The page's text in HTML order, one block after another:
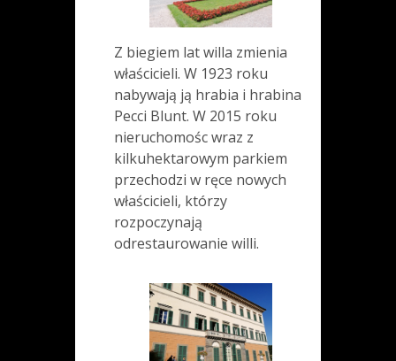
Z biegiem lat willa zmienia
właścicieli. W 1923 roku
nabywają ją hrabia i hrabina
Pecci Blunt. W 2015 roku
nieruchomośc wraz z
kilkuhektarowym parkiem
przechodzi w ręce nowych
właścicieli, którzy
rozpoczynają
odrestaurowanie willi.